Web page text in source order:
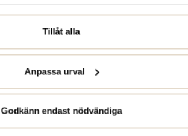
Tillåt alla
Anpassa urval
Godkänn endast nödvändiga